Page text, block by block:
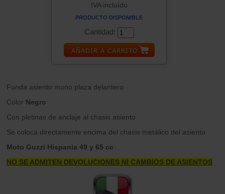
IVA incluído
PRODUCTO DISPONIBLE
Cantidad:
Funda asiento mono plaza delantero
Color Negro
Con pletinas de anclaje al chasis asiento
Se coloca directamente encima del chasis metálico del asiento
Moto Guzzi Hispania 49 y 65 cc
NO SE ADMITEN DEVOLUCIONES NI CAMBIOS DE ASIENTOS